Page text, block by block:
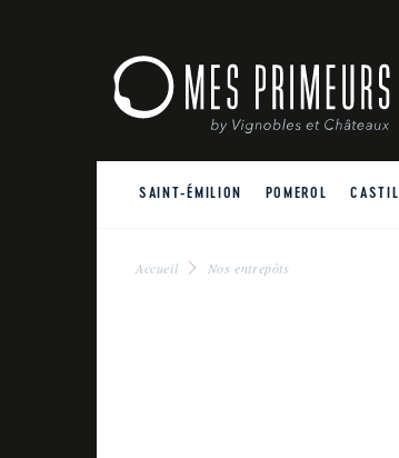
SAINT-ÉMILION POMEROL
Accueil Nos entrepôts